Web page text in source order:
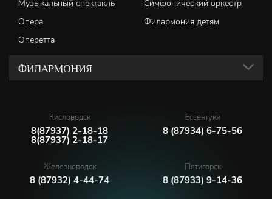
Музыкальный спектакль
Симфонический оркестр
Опера
Филармония детям
Оперетта
ФИЛАРМОНИЯ
Кисловодск
8(87937) 2-18-18
8(87937) 2-18-17
Ессентуки
8 (87934) 6-75-56
Железноводск
8 (87932) 4-44-74
Пятигорск
8 (87933) 9-14-36